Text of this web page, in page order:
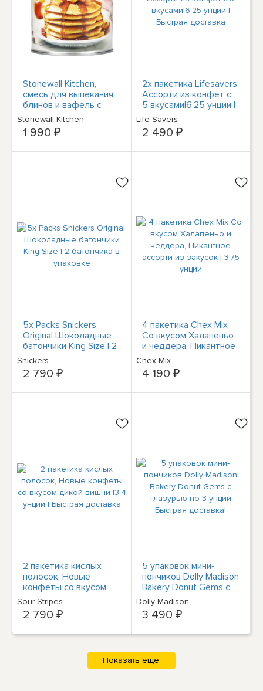
Stonewall Kitchen,
смесь для выпекания
блинов и вафель с
корицей, 453,6 г (16
унций)
Stonewall Kitchen
1 990 ₽
2x пакетика Lifesavers
Ассорти из конфет с
5 вкусами|6,25 унции |
Быстрая доставка
Life Savers
2 490 ₽
5x Packs Snickers
Original Шоколадные
батончики King Size | 2
батончика в упаковке
Snickers
2 790 ₽
4 пакетика Chex Mix
Со вкусом Халапеньо
и чеддера, Пикантное
ассорти из закусок |
3,75 унции
Chex Mix
4 190 ₽
2 пакетика кислых
полосок, Новые
конфеты со вкусом
дикой вишни |3,4 унции
| Быстрая доставка
Sour Stripes
2 790 ₽
5 упаковок мини-
пончиков Dolly Madison
Bakery Donut Gems с
глазурью по 3 унции
Быстрая доставка!
Dolly Madison
3 490 ₽